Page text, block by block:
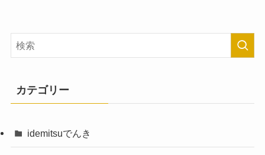
カテゴリー
idemitsuでんき